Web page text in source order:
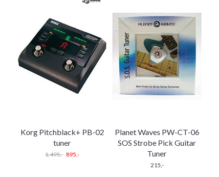
Korg Pitchblack+ PB-02
tuner
1.495,- 895,-
Planet Waves PW-CT-06
SOS Strobe Pick Guitar
Tuner
215,-